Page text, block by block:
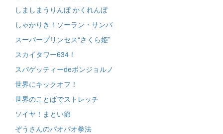
しましまうりんぼ かくれんぼ
しゃかりき！ソーラン・サンバ
スーパープリンセス“さくら姫”
スカイタワー634！
スパゲッティーdeボンジョルノ
世界にキックオフ！
世界のことばでストレッチ
ソイヤ！まとい節
ぞうさんのパオパオ拳法